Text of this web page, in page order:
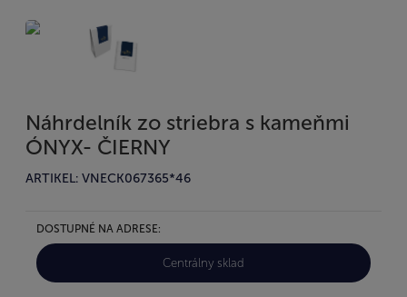
Náhrdelník zo striebra s kameňmi
ÓNYX- ČIERNY
ARTIKEL: VNECK067365*46
DOSTUPNÉ NA ADRESE:
Centrálny sklad